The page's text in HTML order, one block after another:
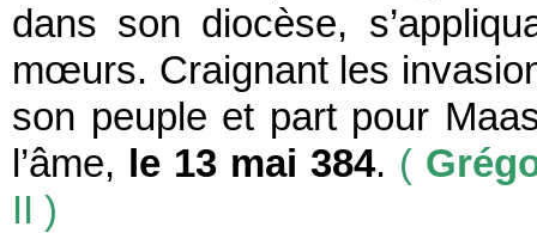
dans son diocèse,
mœurs. Craignant les
son peuple et part pour
l’âme, le 13 mai 384. (
II )